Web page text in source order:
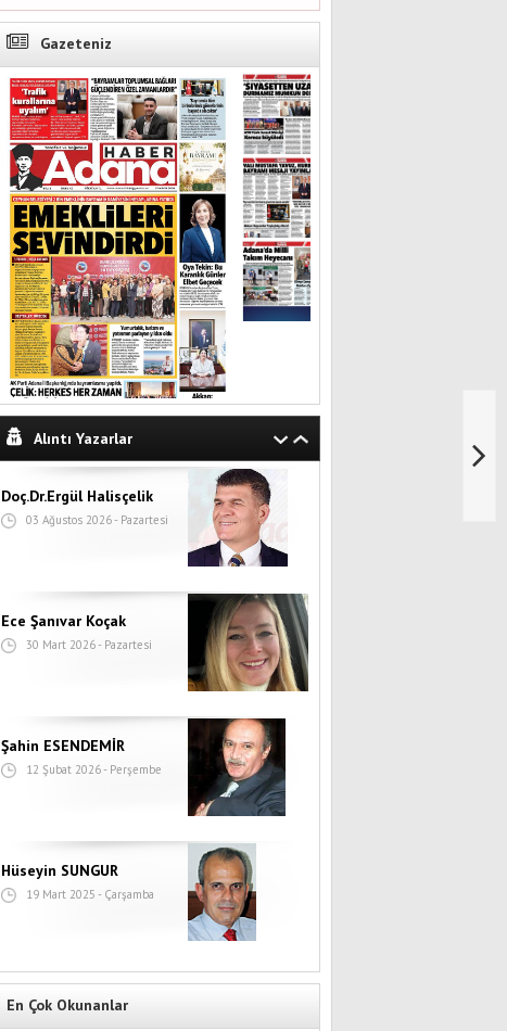
Gazeteniz
Alıntı Yazarlar
Doç.Dr.Ergül Halisçelik
03 Ağustos 2026 - Pazartesi
Ece Şanıvar Koçak
30 Mart 2026 - Pazartesi
Şahin ESENDEMİR
12 Şubat 2026 - Perşembe
Hüseyin SUNGUR
19 Mart 2025 - Çarşamba
En Çok Okunanlar